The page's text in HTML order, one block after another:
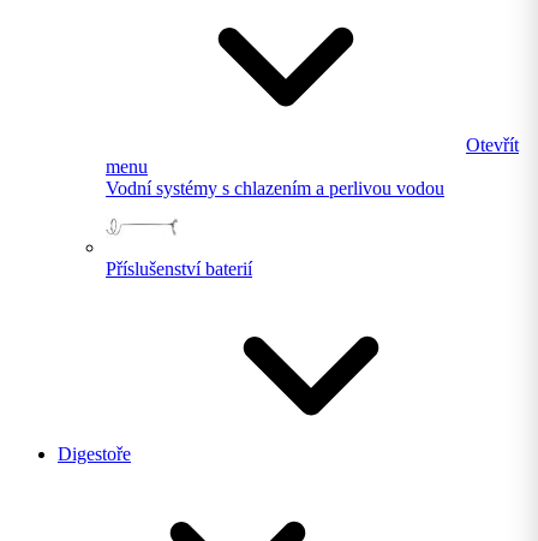
Otevřít
menu
Vodní systémy s chlazením a perlivou vodou
Příslušenství baterií
Digestoře